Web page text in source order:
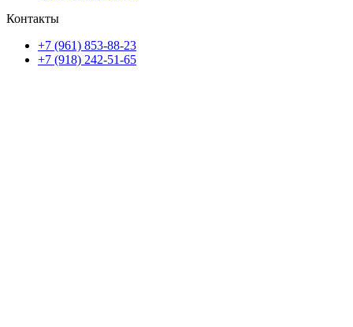
Контакты
+7 (961) 853-88-23
+7 (918) 242-51-65